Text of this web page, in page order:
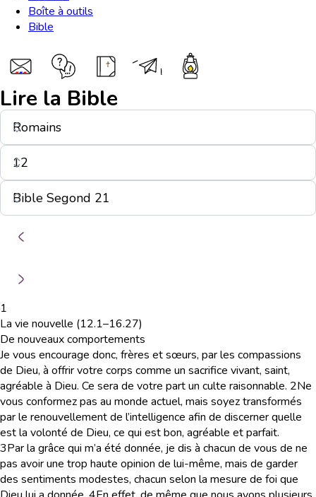
Boîte à outils
Bible
Lire la Bible
1
La vie nouvelle (12.1–16.27)
De nouveaux comportements
Je vous encourage donc, frères et sœurs, par les compassions
de Dieu, à offrir votre corps comme un sacrifice vivant, saint,
agréable à Dieu. Ce sera de votre part un culte raisonnable. 2Ne
vous conformez pas au monde actuel, mais soyez transformés
par le renouvellement de l’intelligence afin de discerner quelle
est la volonté de Dieu, ce qui est bon, agréable et parfait.
3Par la grâce qui m’a été donnée, je dis à chacun de vous de ne
pas avoir une trop haute opinion de lui-même, mais de garder
des sentiments modestes, chacun selon la mesure de foi que